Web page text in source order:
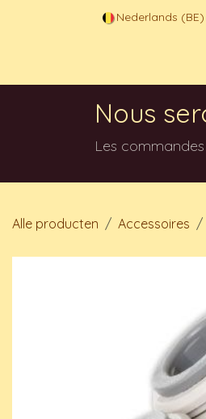
Overslaan naar inhoudNederlands (BE)
Nous
Les
Alle producten Accessoires